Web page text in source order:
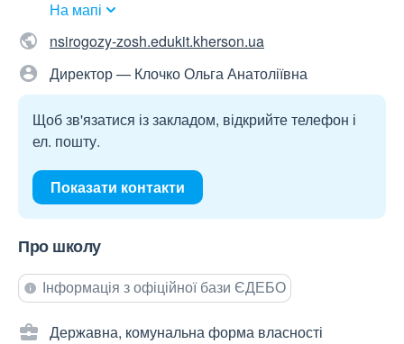
На мапі
nsirogozy-zosh.edukit.kherson.ua
Директор — Клочко Ольга Анатоліївна
Щоб зв'язатися із закладом, відкрийте телефон і
ел. пошту.
Показати контакти
Про школу
Інформація з офіційної бази ЄДЕБО
Державна, комунальна форма власності